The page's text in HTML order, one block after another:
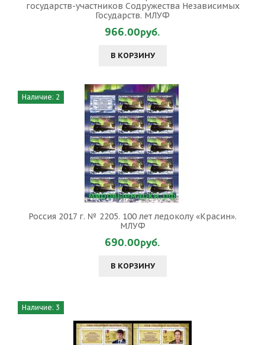
государств-участников Содружества Независимых
Государств. МЛУФ
966.00руб.
В КОРЗИНУ
Наличие: 2
Россия 2017 г. № 2205. 100 лет ледоколу «Красин».
МЛУФ
690.00руб.
В КОРЗИНУ
Наличие: 3